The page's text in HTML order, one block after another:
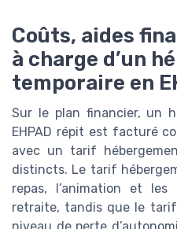
Coûts, aides
à charge d’un
temporaire en
Sur le plan financier, un
EHPAD répit est facturé
avec un tarif
distincts. Le tarif
repas, l’animation et
retraite, tandis que le
niveau de perte